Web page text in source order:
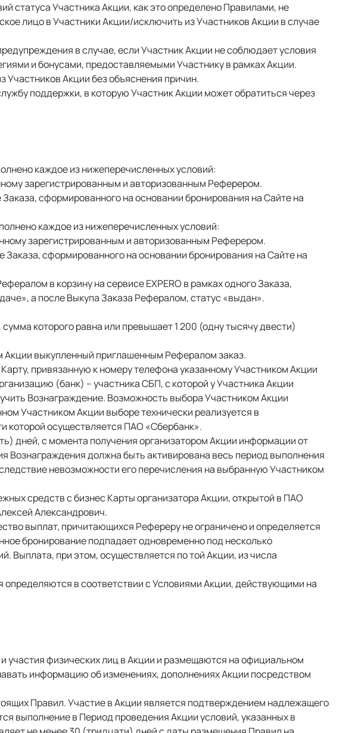
статуса Участника Акции, как это определено Правилами, не
лицо в Участники Акции/исключить из Участников Акции в случае
в случае, если Участник Акции не соблюдает условия
и бонусами, предоставляемыми Участнику в рамках Акции.
Акции без объяснения причин.
поддержки, в которую Участник Акции может обратиться через
каждое из нижеперечисленных условий:
зарегистрированным и авторизованным Реферером.
сформированного на основании бронирования на Сайте на
каждое из нижеперечисленных условий:
зарегистрированным и авторизованным Реферером.
сформированного на основании бронирования на Сайте на
в корзину на сервисе EXPERO в рамках одного Заказа,
а после Выкупа Заказа Рефералом, статус «выдан».
которого равна или превышает 1 200 (одну тысячу двести)
выкупленный приглашенным Рефералом заказ.
привязанную к номеру телефона указанному Участником Акции
(банк) – участника СБП, с которой у Участника Акции
Вознаграждение. Возможность выбора Участником Акции
Участником Акции выборе технически реализуется в
которой осуществляется ПАО «Сбербанк».
дней, с момента получения организатором Акции информации от
Вознаграждения должна быть активирована весь период выполнения
невозможности его перечисления на выбранную Участником
средств с бизнес Карты организатора Акции, открытой в ПАО
Александрович.
выплат, причитающихся Рефереру не ограничено и определяется
бронирование подпадает одновременно под несколько
Выплата, при этом, осуществляется по той Акции, из числа
в соответствии с Условиями Акции, действующими на
участия физических лиц в Акции и размещаются на официальном
информацию об изменениях, дополнениях Акции посредством
Правил. Участие в Акции является подтверждением надлежащего
выполнение в Период проведения Акции условий, указанных в